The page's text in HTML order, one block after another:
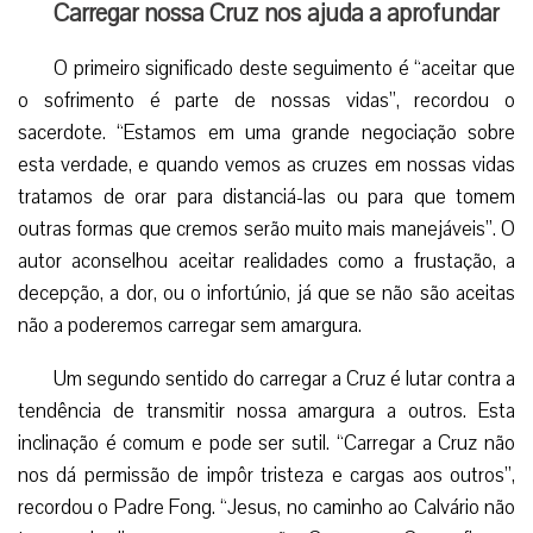
Carregar nossa Cruz nos ajuda a aprofundar
O primeiro significado deste seguimento é “aceitar que
o sofrimento é parte de nossas vidas”, recordou o
sacerdote. “Estamos em uma grande negociação sobre
esta verdade, e quando vemos as cruzes em nossas vidas
tratamos de orar para distanciá-las ou para que tomem
outras formas que cremos serão muito mais manejáveis”. O
autor aconselhou aceitar realidades como a frustação, a
decepção, a dor, ou o infortúnio, já que se não são aceitas
não a poderemos carregar sem amargura.
Um segundo sentido do carregar a Cruz é lutar contra a
tendência de transmitir nossa amargura a outros. Esta
inclinação é comum e pode ser sutil. “Carregar a Cruz não
nos dá permissão de impôr tristeza e cargas aos outros”,
recordou o Padre Fong. “Jesus, no caminho ao Calvário não